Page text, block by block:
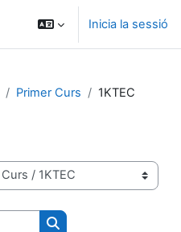
Inicia la sessió
Primer Curs 1KTEC